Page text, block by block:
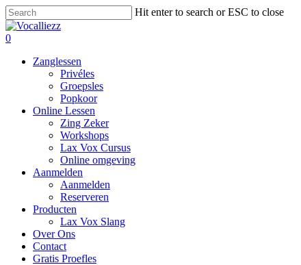
Skip
to
main
Hit enter to search or ESC to close
Close
Search
0
Zanglessen
Privéles
Groepsles
Popkoor
Online Lessen
Zing Zeker
Workshops
Lax Vox Cursus
Online omgeving
Aanmelden
Aanmelden
Reserveren
Producten
Lax Vox Slang
Over Ons
Contact
Gratis Proefles